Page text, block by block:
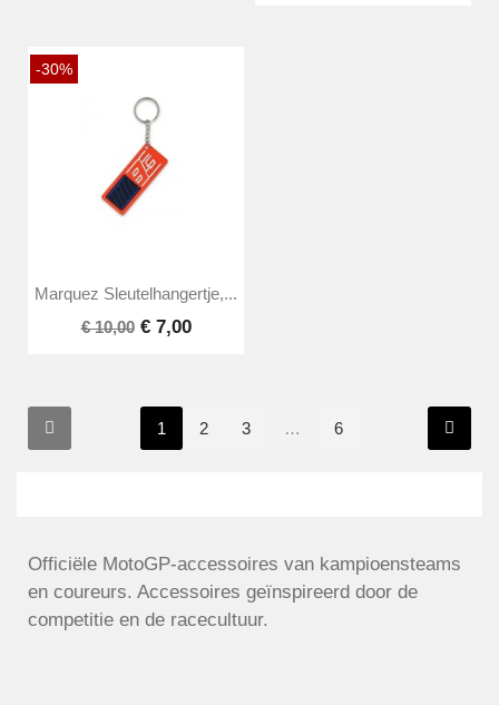
-30%
Marquez Sleutelhangertje,...
€ 10,00 € 7,00
1 2 3 … 6
Officiële MotoGP-accessoires van kampioensteams
en coureurs. Accessoires geïnspireerd door de
competitie en de racecultuur.